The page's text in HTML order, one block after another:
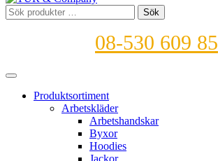
Sök
efter:
Sök
08-530 609 85
Produktsortiment
Arbetskläder
Arbetshandskar
Byxor
Hoodies
Jackor